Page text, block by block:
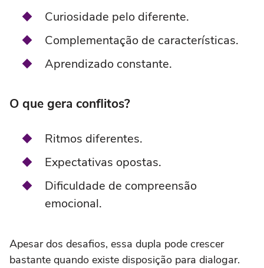
Curiosidade pelo diferente.
Complementação de características.
Aprendizado constante.
O que gera conflitos?
Ritmos diferentes.
Expectativas opostas.
Dificuldade de compreensão
emocional.
Apesar dos desafios, essa dupla pode crescer
bastante quando existe disposição para dialogar.